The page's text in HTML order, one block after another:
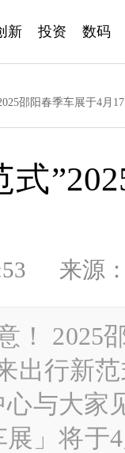
新 投资 数码
邵阳春季车展于4月
式
来源
！ 2025
出行新
与大家
展」将